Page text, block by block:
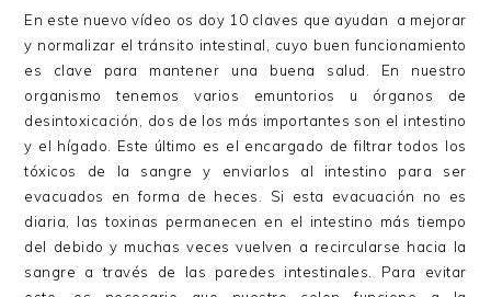
En este nuevo vídeo os doy 10 claves que ayudan a mejorar
y normalizar el tránsito intestinal, cuyo buen funcionamiento
es clave para mantener una buena salud. En nuestro
organismo tenemos varios emuntorios u órganos de
desintoxicación, dos de los más importantes son el intestino
y el hígado. Este último es el encargado de filtrar todos los
tóxicos de la sangre y enviarlos al intestino para ser
evacuados en forma de heces. Si esta evacuación no es
diaria, las toxinas permanecen en el intestino más tiempo
del debido y muchas veces vuelven a recircularse hacia la
sangre a través de las paredes intestinales. Para evitar